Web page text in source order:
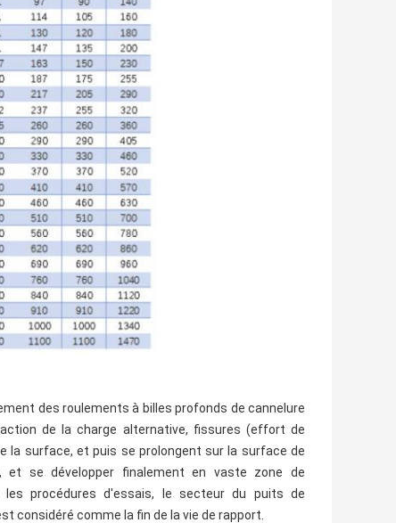
des roulements à billes profonds de cannelure
de la charge alternative, fissures (effort de
la surface, et puis se prolongent sur la surface de
se développer finalement en vaste zone de
procédures d'essais, le secteur du puits de
considéré comme la fin de la vie de rapport.